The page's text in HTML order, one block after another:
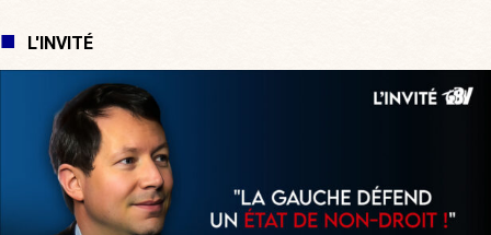
L'INVITÉ